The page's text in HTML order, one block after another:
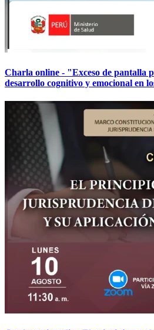
Charla online - "Exceso de pantalla
desarrollo cognitivo y emocional en